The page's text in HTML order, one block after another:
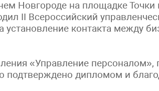
Новгороде на площадке Точки
II Всероссийский
установление контакта между
«Управление персоналом»,
подтверждено дипломом и